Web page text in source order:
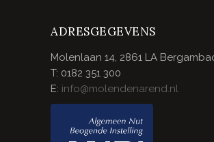
ADRESGEGEVENS
Molenlaan 14, 2861 LA
T: 0182 351 300
E: info@molendenarend.nl